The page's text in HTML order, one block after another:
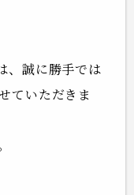
、誠に勝手では
ていただきま